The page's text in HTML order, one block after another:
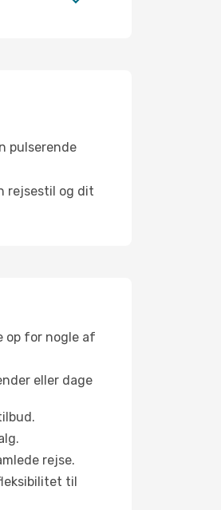
pulserende
rejsestil og dit
op for nogle af
eller dage
rejse.
til